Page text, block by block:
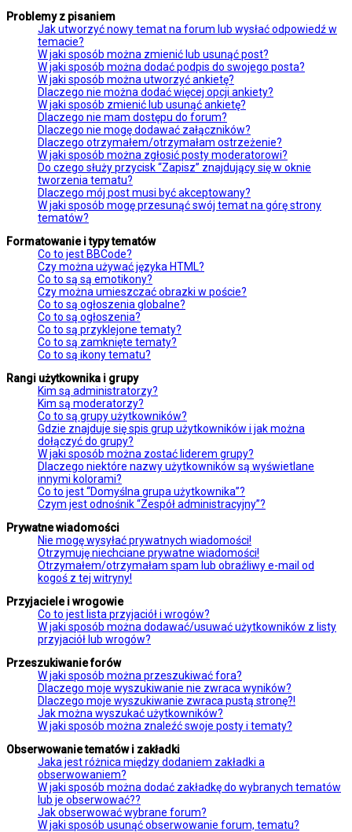
Problemy z pisaniem
Jak utworzyć nowy temat na forum lub wysłać odpowiedź w
temacie?
W jaki sposób można zmienić lub usunąć post?
W jaki sposób można dodać podpis do swojego posta?
W jaki sposób można utworzyć ankietę?
Dlaczego nie można dodać więcej opcji ankiety?
W jaki sposób zmienić lub usunąć ankietę?
Dlaczego nie mam dostępu do forum?
Dlaczego nie mogę dodawać załączników?
Dlaczego otrzymałem/otrzymałam ostrzeżenie?
W jaki sposób można zgłosić posty moderatorowi?
Do czego służy przycisk “Zapisz” znajdujący się w oknie
tworzenia tematu?
Dlaczego mój post musi być akceptowany?
W jaki sposób mogę przesunąć swój temat na górę strony
tematów?
Formatowanie i typy tematów
Co to jest BBCode?
Czy można używać języka HTML?
Co to są są emotikony?
Czy można umieszczać obrazki w poście?
Co to są ogłoszenia globalne?
Co to są ogłoszenia?
Co to są przyklejone tematy?
Co to są zamknięte tematy?
Co to są ikony tematu?
Rangi użytkownika i grupy
Kim są administratorzy?
Kim są moderatorzy?
Co to są grupy użytkowników?
Gdzie znajduje się spis grup użytkowników i jak można
dołączyć do grupy?
W jaki sposób można zostać liderem grupy?
Dlaczego niektóre nazwy użytkowników są wyświetlane
innymi kolorami?
Co to jest “Domyślna grupa użytkownika”?
Czym jest odnośnik “Zespół administracyjny”?
Prywatne wiadomości
Nie mogę wysyłać prywatnych wiadomości!
Otrzymuję niechciane prywatne wiadomości!
Otrzymałem/otrzymałam spam lub obraźliwy e-mail od
kogoś z tej witryny!
Przyjaciele i wrogowie
Co to jest lista przyjaciół i wrogów?
W jaki sposób można dodawać/usuwać użytkowników z listy
przyjaciół lub wrogów?
Przeszukiwanie forów
W jaki sposób można przeszukiwać fora?
Dlaczego moje wyszukiwanie nie zwraca wyników?
Dlaczego moje wyszukiwanie zwraca pustą stronę?!
Jak można wyszukać użytkowników?
W jaki sposób można znaleźć swoje posty i tematy?
Obserwowanie tematów i zakładki
Jaka jest różnica między dodaniem zakładki a
obserwowaniem?
W jaki sposób można dodać zakładkę do wybranych tematów
lub je obserwować??
Jak obserwować wybrane forum?
W jaki sposób usunąć obserwowanie forum, tematu?